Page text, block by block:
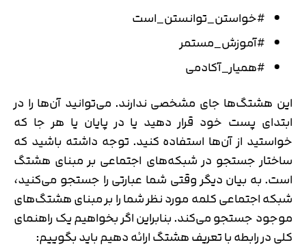
#خواستن_توانستن_است
#آموزش_مستمر
#همیار_آکادمی
این هشتگ‌ها جای مشخصی ندارند. می‌توانید آن‌ها را در
ابتدای پست خود قرار دهید یا در پایان یا هر جا که
خواستید از آن‌ها استفاده کنید. توجه داشته باشید که
ساختار جستجو در شبکه‌های اجتماعی بر مبنای هشتگ
است. به بیان دیگر وقتی شما عبارتی را جستجو می‌کنید،
شبکه اجتماعی کلمه مورد نظر شما را بر مبنای هشتگ‌های
موجود جستجو می‌کند. بنابراین اگر بخواهیم یک راهنمای
کلی در رابطه با تعریف هشتگ ارائه دهیم باید بگوییم: